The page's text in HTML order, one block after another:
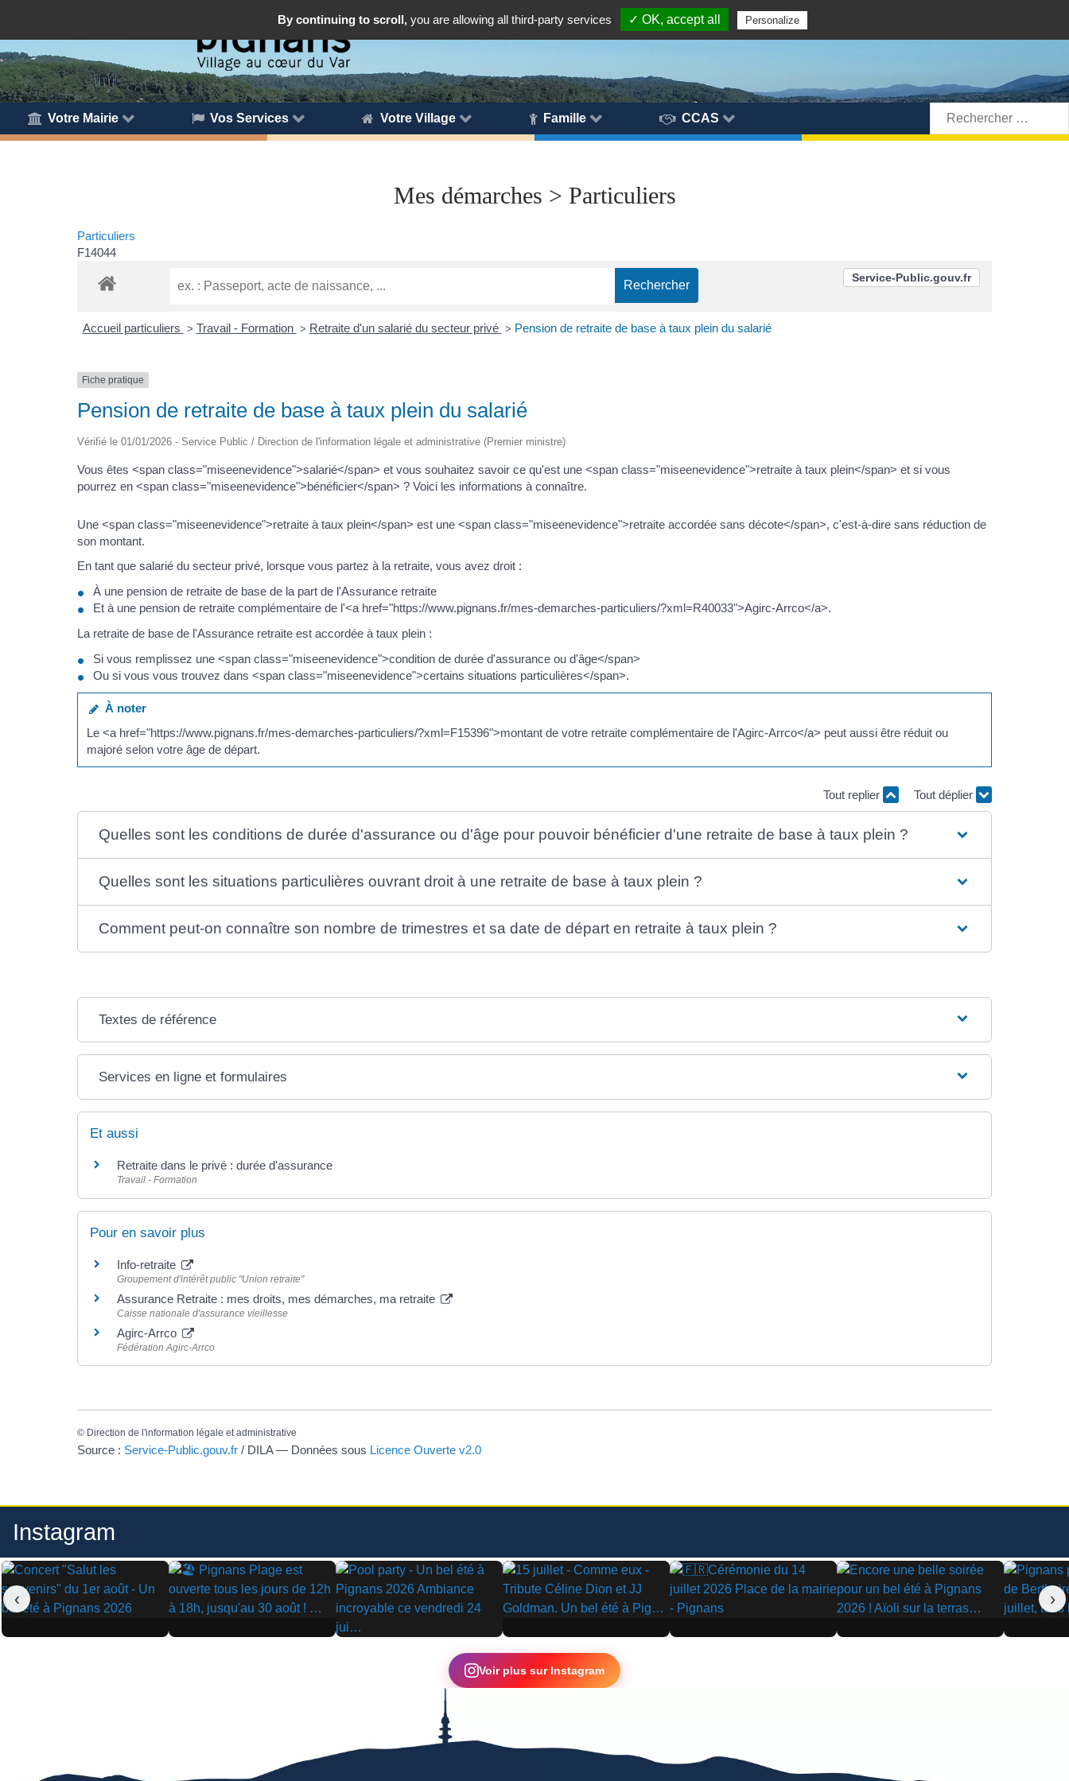
Votre Mairie Vos Services Votre Village Famille CCAS
Rechercher:
Mes démarches > Particuliers
Particuliers
F14044
Service-Public.gouv.fr
Accueil particuliers > Travail - Formation > Retraite d'un salarié du secteur privé > Pension de retraite de base à taux plein du salarié
Fiche pratique
Pension de retraite de base à taux plein du salarié
Vérifié le 01/01/2026 - Service Public / Direction de l'information légale et administrative (Premier ministre)
Vous êtes <span class="miseenevidence">salarié</span> et vous souhaitez savoir ce qu'est une <span class="miseenevidence">retraite à taux plein</span> et si vous
pourrez en <span class="miseenevidence">bénéficier</span> ? Voici les informations à connaître.
Une <span class="miseenevidence">retraite à taux plein</span> est une <span class="miseenevidence">retraite accordée sans décote</span>, c'est-à-dire sans réduction de
son montant.
En tant que salarié du secteur privé, lorsque vous partez à la retraite, vous avez droit :
À une pension de retraite de base de la part de l'Assurance retraite
Et à une pension de retraite complémentaire de l'<a href="https://www.pignans.fr/mes-demarches-particuliers/?xml=R40033">Agirc-Arrco</a>.
La retraite de base de l'Assurance retraite est accordée à taux plein :
Si vous remplissez une <span class="miseenevidence">condition de durée d'assurance ou d'âge</span>
Ou si vous vous trouvez dans <span class="miseenevidence">certains situations particulières</span>.
À noter
Le <a href="https://www.pignans.fr/mes-demarches-particuliers/?xml=F15396">montant de votre retraite complémentaire de l'Agirc-Arrco</a> peut aussi être réduit ou
majoré selon votre âge de départ.
Tout replier Tout déplier
Quelles sont les conditions de durée d'assurance ou d'âge pour pouvoir bénéficier d'une retraite de base à taux plein ?
Quelles sont les situations particulières ouvrant droit à une retraite de base à taux plein ?
Comment peut-on connaître son nombre de trimestres et sa date de départ en retraite à taux plein ?
Textes de référence
Services en ligne et formulaires
Et aussi
Retraite dans le privé : durée d'assurance
Travail - Formation
Pour en savoir plus
Info-retraite
Groupement d'intérêt public "Union retraite"
Assurance Retraite : mes droits, mes démarches, ma retraite
Caisse nationale d'assurance vieillesse
Agirc-Arrco
Fédération Agirc-Arrco
© Direction de l'information légale et administrative
Source : Service-Public.gouv.fr / DILA — Données sous Licence Ouverte v2.0
Instagram
▶ ▶
▶
▶ ▶ ▶ ▶
‹ ›
Voir plus sur Instagram
By continuing to scroll, you are allowing all third-party services ✓ OK, accept all Personalize